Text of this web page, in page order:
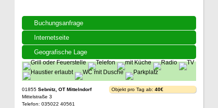
Buchungsanfrage
Internetseite
Geografische Lage
01855 Sebnitz, OT Mittelndorf
Mittelstraße 3
Telefon: 035022 40561
Objekt pro Tag ab: 40€